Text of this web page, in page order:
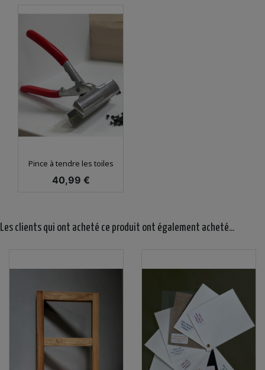
Pince à tendre les toiles
Prix
40,99 €
Les clients qui ont acheté ce produit ont également acheté...